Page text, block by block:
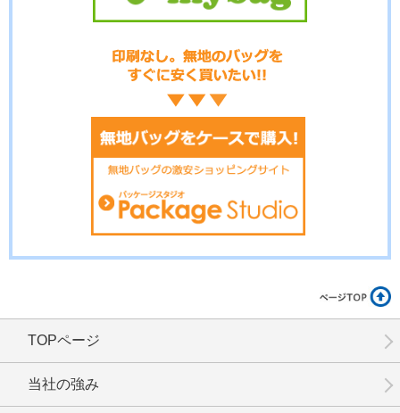
No.3-093
No.3-090 No.3-089
No.3-086
TOPページ
当社の強み